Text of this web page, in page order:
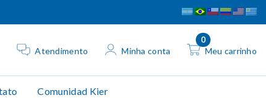
Atendimento Minha conta Meu carrinho
0
Comunidad Kier